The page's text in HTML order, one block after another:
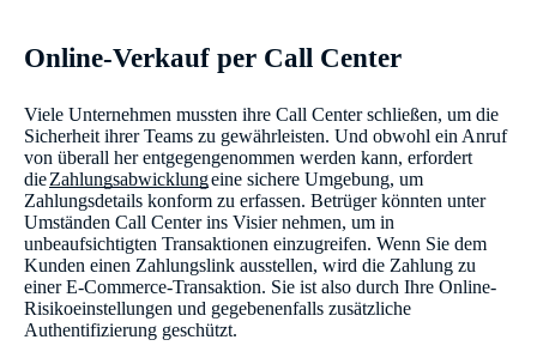
Online-Verkauf per Call Center
Viele Unternehmen mussten ihre Call Center schließen, um die
Sicherheit ihrer Teams zu gewährleisten. Und obwohl ein Anruf
von überall her entgegengenommen werden kann, erfordert
dieZahlungsabwicklungeine sichere Umgebung, um
Zahlungsdetails konform zu erfassen. Betrüger könnten unter
Umständen Call Center ins Visier nehmen, um in
unbeaufsichtigten Transaktionen einzugreifen. Wenn Sie dem
Kunden einen Zahlungslink ausstellen, wird die Zahlung zu
einer E-Commerce-Transaktion. Sie ist also durch Ihre Online-
Risikoeinstellungen und gegebenenfalls zusätzliche
Authentifizierung geschützt.